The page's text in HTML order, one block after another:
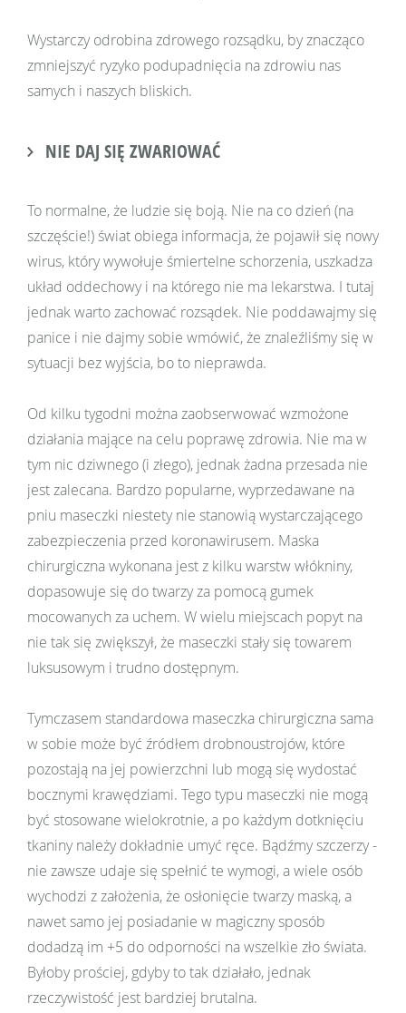
Wystarczy odrobina zdrowego rozsądku, by znacząco
zmniejszyć ryzyko podupadnięcia na zdrowiu nas
samych i naszych bliskich.
NIE DAJ SIĘ ZWARIOWAĆ
To normalne, że ludzie się boją. Nie na co dzień (na
szczęście!) świat obiega informacja, że pojawił się nowy
wirus, który wywołuje śmiertelne schorzenia, uszkadza
układ oddechowy i na którego nie ma lekarstwa. I tutaj
jednak warto zachować rozsądek. Nie poddawajmy się
panice i nie dajmy sobie wmówić, że znaleźliśmy się w
sytuacji bez wyjścia, bo to nieprawda.
Od kilku tygodni można zaobserwować wzmożone
działania mające na celu poprawę zdrowia. Nie ma w
tym nic dziwnego (i złego), jednak żadna przesada nie
jest zalecana. Bardzo popularne, wyprzedawane na
pniu maseczki niestety nie stanowią wystarczającego
zabezpieczenia przed koronawirusem. Maska
chirurgiczna wykonana jest z kilku warstw włókniny,
dopasowuje się do twarzy za pomocą gumek
mocowanych za uchem. W wielu miejscach popyt na
nie tak się zwiększył, że maseczki stały się towarem
luksusowym i trudno dostępnym.
Tymczasem standardowa maseczka chirurgiczna sama
w sobie może być źródłem drobnoustrojów, które
pozostają na jej powierzchni lub mogą się wydostać
bocznymi krawędziami. Tego typu maseczki nie mogą
być stosowane wielokrotnie, a po każdym dotknięciu
tkaniny należy dokładnie umyć ręce. Bądźmy szczerzy -
nie zawsze udaje się spełnić te wymogi, a wiele osób
wychodzi z założenia, że osłonięcie twarzy maską, a
nawet samo jej posiadanie w magiczny sposób
dodadzą im +5 do odporności na wszelkie zło świata.
Byłoby prościej, gdyby to tak działało, jednak
rzeczywistość jest bardziej brutalna.